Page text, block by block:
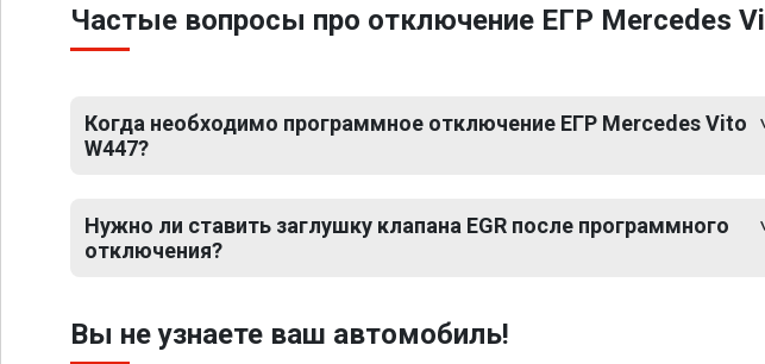
Частые вопросы про отключение ЕГР Mercedes
Когда необходимо программное отключение ЕГР Mercedes Vito
W447?
Нужно ли ставить заглушку клапана EGR после программного
отключения?
Вы не узнаете ваш автомобиль!